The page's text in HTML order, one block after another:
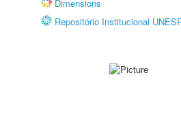
Dimensions
Repositório Institucional